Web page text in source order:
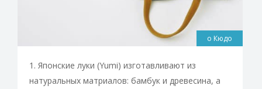
о Кюдо
1. Японские луки (Yumi) изготавливают из
натуральных матриалов: бамбук и древесина, а